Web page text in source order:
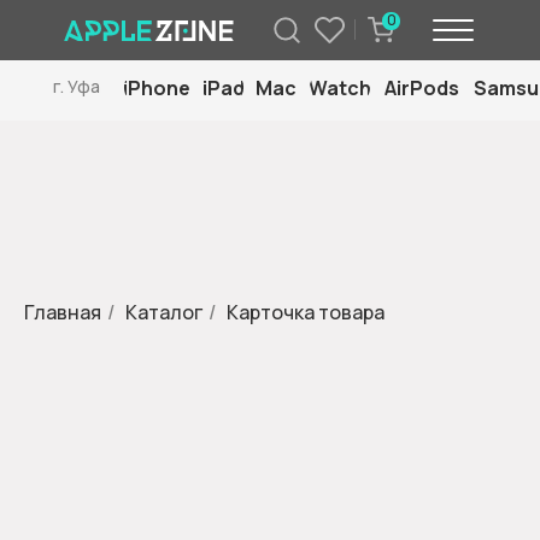
0
iPhone iPad Mac Watch AirPods
г. Уфа
Главная / Каталог / Карточка товара